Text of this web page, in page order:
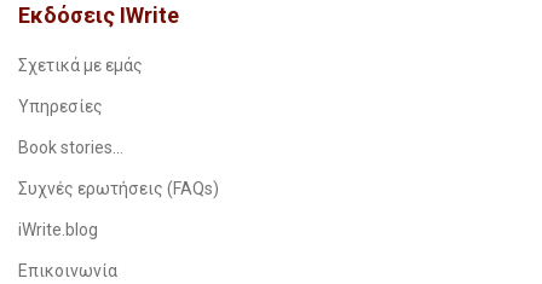
Εκδόσεις IWrite
Σχετικά με εμάς
Υπηρεσίες
Book stories…
Συχνές ερωτήσεις (FAQs)
iWrite.blog
Επικοινωνία